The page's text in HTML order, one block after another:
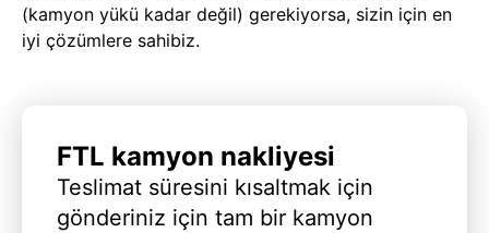
(kamyon yükü kadar değil) gerekiyorsa, sizin için en
iyi çözümlere sahibiz.
FTL kamyon nakliyesi
Teslimat süresini kısaltmak için
gönderiniz için tam bir kamyon